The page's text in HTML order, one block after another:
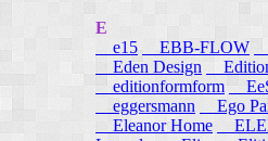
E
e15 EBB-FLOW
Eden Design
editionformform
eggersmann
Ego
Eleanor Home